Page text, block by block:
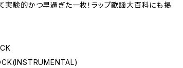
実験的かつ早過ぎた一枚！ラップ歌謡大百科にも掲